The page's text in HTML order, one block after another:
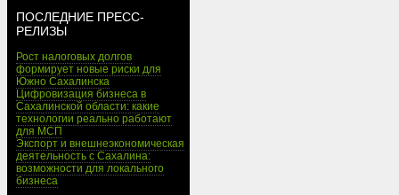
ПОСЛЕДНИЕ ПРЕСС-
РЕЛИЗЫ
Рост налоговых долгов
формирует новые риски для
Южно Сахалинска
Цифровизация бизнеса в
Сахалинской области: какие
технологии реально работают
для МСП
Экспорт и внешнеэкономическая
деятельность с Сахалина:
возможности для локального
бизнеса